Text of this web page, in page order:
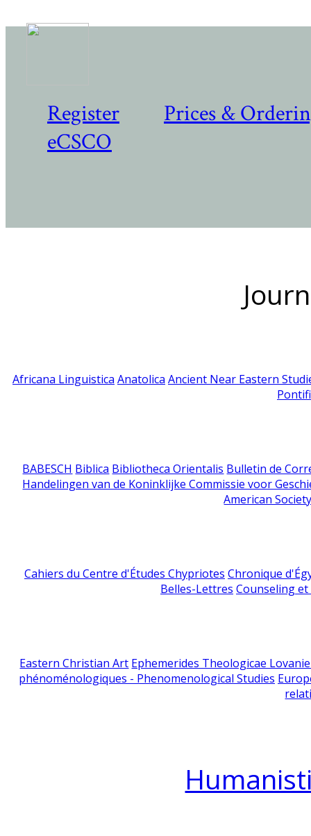
Register
Prices &
eCSCO
Africana Linguistica Anatolica Ancient Near Eastern
BABESCH Biblica Bibliotheca Orientalis Bulletin de
Handelingen van de Koninklijke Commissie voor
American
Cahiers du Centre d'Études Chypriotes Chronique
Belles-Lettres Counseling
Eastern Christian Art Ephemerides Theologicae
phénoménologiques - Phenomenological Studies